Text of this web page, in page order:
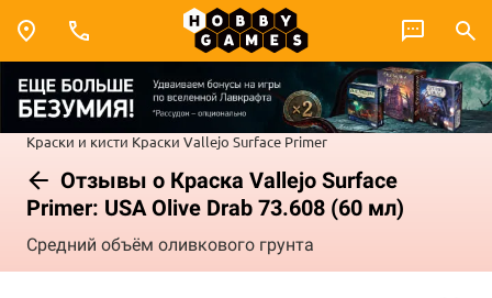
Краски и кисти Краски Vallejo Surface Primer
Отзывы о Краска Vallejo Surface
Primer: USA Olive Drab 73.608 (60 мл)
Средний объём оливкового грунта